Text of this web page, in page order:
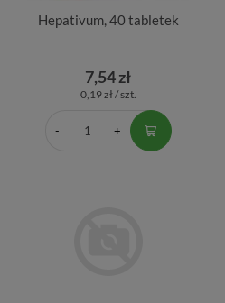
Hepativum, 40 tabletek
7,54 zł
0,19 zł / szt.